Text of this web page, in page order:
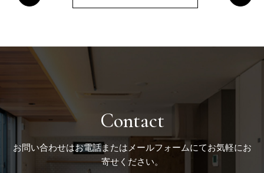
Contact
お問い合わせはお電話またはメールフォームにてお気軽にお
寄せください。